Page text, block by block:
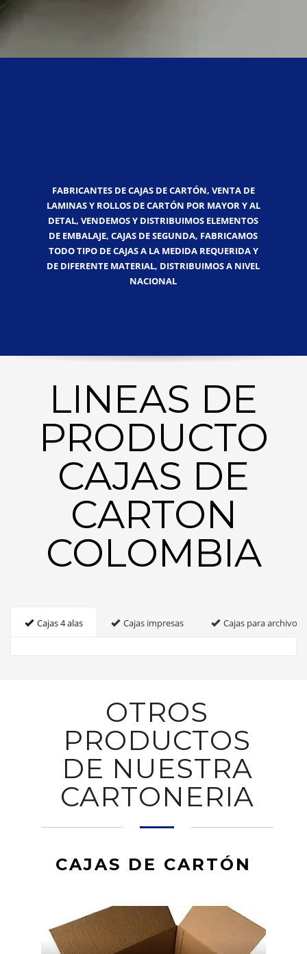
FABRICANTES DE CAJAS DE CARTÓN, VENTA DE
LAMINAS Y ROLLOS DE CARTÓN POR MAYOR Y AL
DETAL, VENDEMOS Y DISTRIBUIMOS ELEMENTOS
DE EMBALAJE, CAJAS DE SEGUNDA, FABRICAMOS
TODO TIPO DE CAJAS A LA MEDIDA REQUERIDA Y
DE DIFERENTE MATERIAL, DISTRIBUIMOS A NIVEL
NACIONAL
LINEAS DE
PRODUCTO
CAJAS DE
CARTON
COLOMBIA
Cajas 4 alas Cajas impresas Cajas para archivo
OTROS
PRODUCTOS
DE NUESTRA
CARTONERIA
CAJAS DE CARTÓN